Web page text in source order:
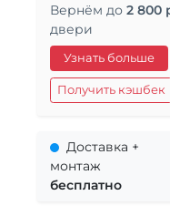
Вернём до 2 800
двери
Узнать больше
Получить кэшбек
Доставка +
монтаж
бесплатно